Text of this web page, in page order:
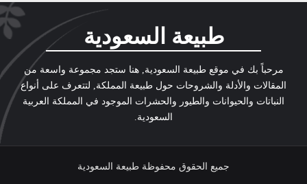
طبيعة السعودية
مرحباً بك في موقع طبيعة السعودية, هنا ستجد مجموعة واسعة من
المقالات والأدلة والشروحات حول طبيعة المملكة, لتتعرف على أنواع
النباتات والحيوانات والطيور والحشرات الموجود في المملكة العربية
السعودية.
جميع الحقوق محفوظة طبيعة السعودية